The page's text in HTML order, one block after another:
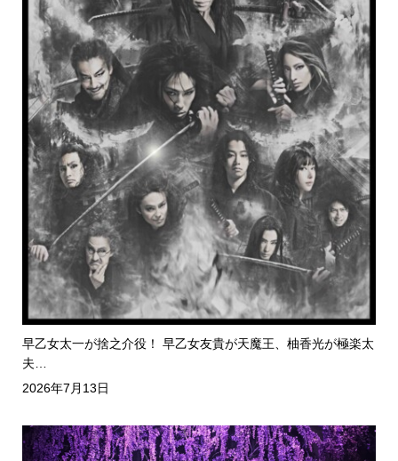
早乙女太一が捨之介役！ 早乙女友貴が天魔王、柚香光が極楽太
夫…
2026年7月13日